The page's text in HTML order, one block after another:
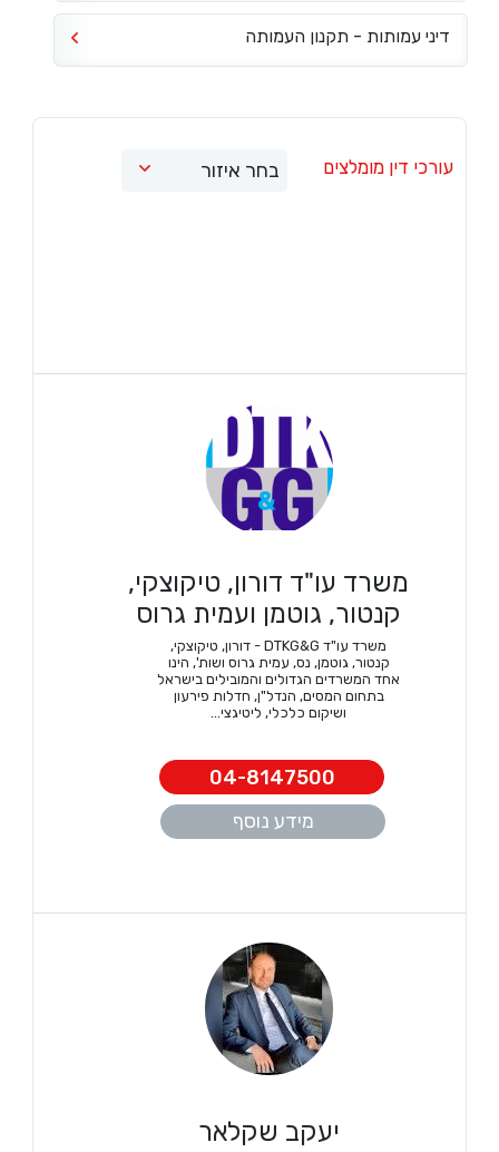
דיני עמותות - תקנון העמותה
עורכי דין מומלצים
משרד עו"ד דורון, טיקוצקי,
קנטור, גוטמן ועמית גרוס
משרד עו"ד DTKG&G - דורון, טיקוצקי,
קנטור, גוטמן, נס, עמית גרוס ושות', הינו
אחד המשרדים הגדולים והמובילים בישראל
בתחום המסים, הנדל"ן, חדלות פירעון
ושיקום כלכלי, ליטיגצי...
04-8147500
מידע נוסף
יעקב שקלאר